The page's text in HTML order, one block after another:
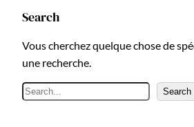
Search
Vous cherchez quelque chose de
une recherche.
R
Search